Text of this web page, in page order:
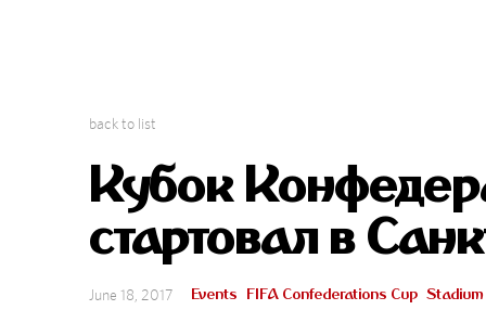
back to list
Кубок
стартовал в
June 18, 2017 Events FIFA Confederations Cup Stadium